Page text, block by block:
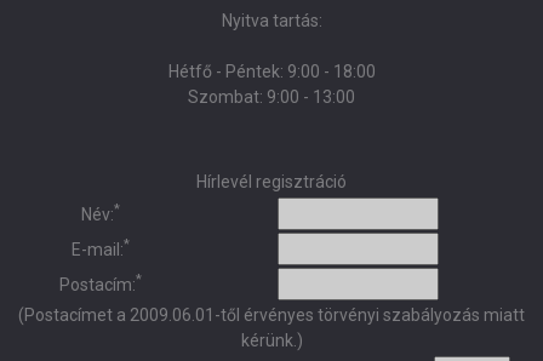
Nyitva tartás:
Hétfő - Péntek: 9:00 - 18:00
Szombat: 9:00 - 13:00
Hírlevél regisztráció
Név:*
E-mail:*
Postacím:*
(Postacímet a 2009.06.01-től érvényes törvényi szabályozás miatt
kérünk.)